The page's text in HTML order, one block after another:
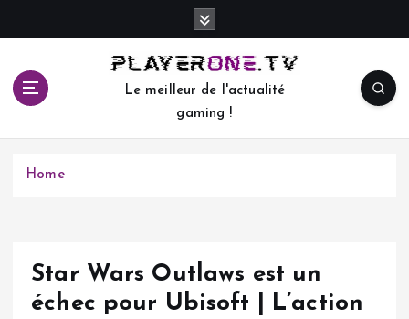
c
Le meilleur de l'actualité
gaming !
Home
Star Wars Outlaws est un
échec pour Ubisoft | L’action